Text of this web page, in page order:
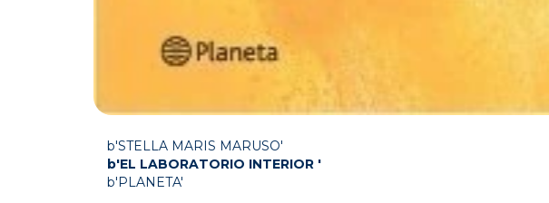
b'STELLA MARIS MARUSO'
b'EL LABORATORIO INTERIOR '
b'PLANETA'